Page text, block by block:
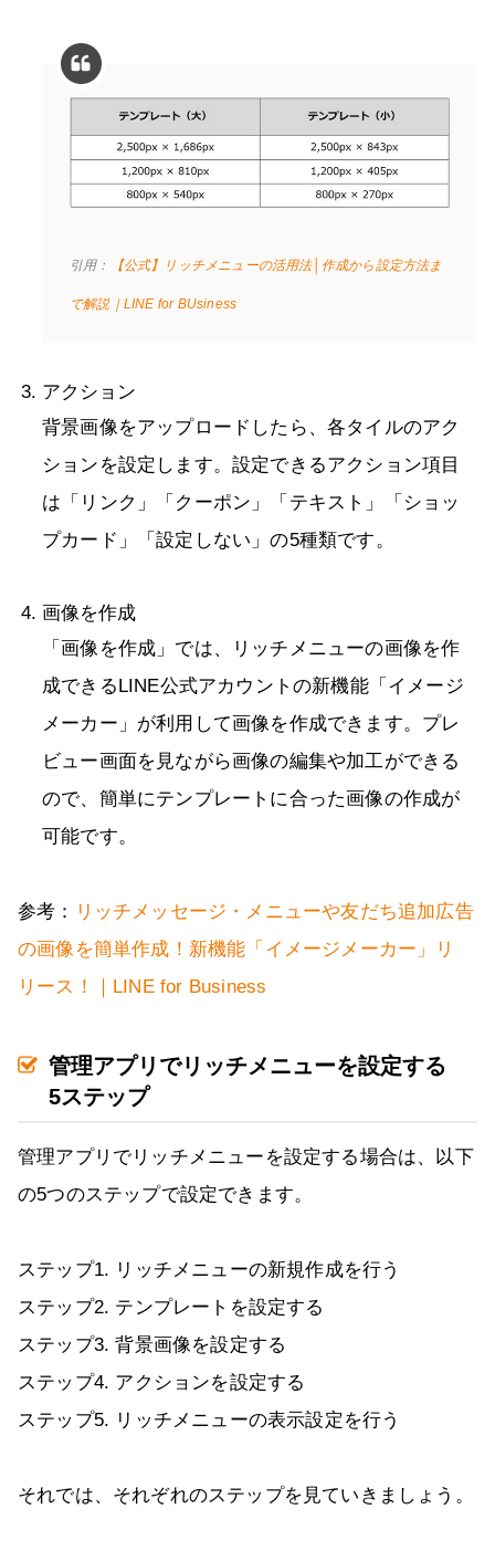
引用： 【公式】リッチメニューの活用法│作成から設定方法ま
で解説｜LINE for BUsiness
アクション
背景画像をアップロードしたら、各タイルのアク
ションを設定します。設定できるアクション項目
は「リンク」「クーポン」「テキスト」「ショッ
プカード」「設定しない」の5種類です。
画像を作成
「画像を作成」では、リッチメニューの画像を作
成できるLINE公式アカウントの新機能「イメージ
メーカー」が利用して画像を作成できます。プレ
ビュー画面を見ながら画像の編集や加工ができる
ので、簡単にテンプレートに合った画像の作成が
可能です。
参考：
リッチメッセージ・メニューや友だち追加広告
の画像を簡単作成！新機能「イメージメーカー」リ
リース！｜LINE for Business
管理アプリでリッチメニューを設定する
5ステップ
管理アプリでリッチメニューを設定する場合は、以下
の5つのステップで設定できます。
ステップ1. リッチメニューの新規作成を行う
ステップ2. テンプレートを設定する
ステップ3. 背景画像を設定する
ステップ4. アクションを設定する
ステップ5. リッチメニューの表示設定を行う
それでは、それぞれのステップを見ていきましょう。